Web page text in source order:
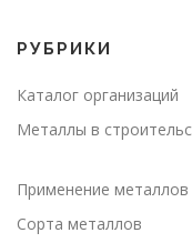
РУБРИКИ
Каталог организаций
Металлы в
Применение металлов
Сорта металлов